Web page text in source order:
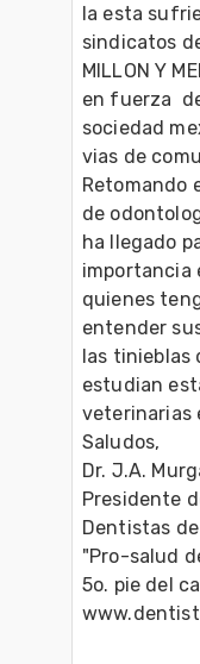
la esta
sindicatos
MILLON Y
en fuerza
sociedad
vias de
Retomando
de
ha llegado
importancia
quienes
entender
las tinieblas
estudian
veterinarias
Saludos,
Dr. J.A.
Presidente
Dentistas
"Pro-salud
5o. pie del